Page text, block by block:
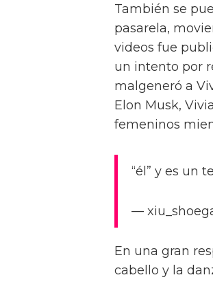
También se
pasarela,
videos fue
un intento por
malgeneró a
Elon Musk,
femeninos
“él” y es un
—
En una gran
cabello y la